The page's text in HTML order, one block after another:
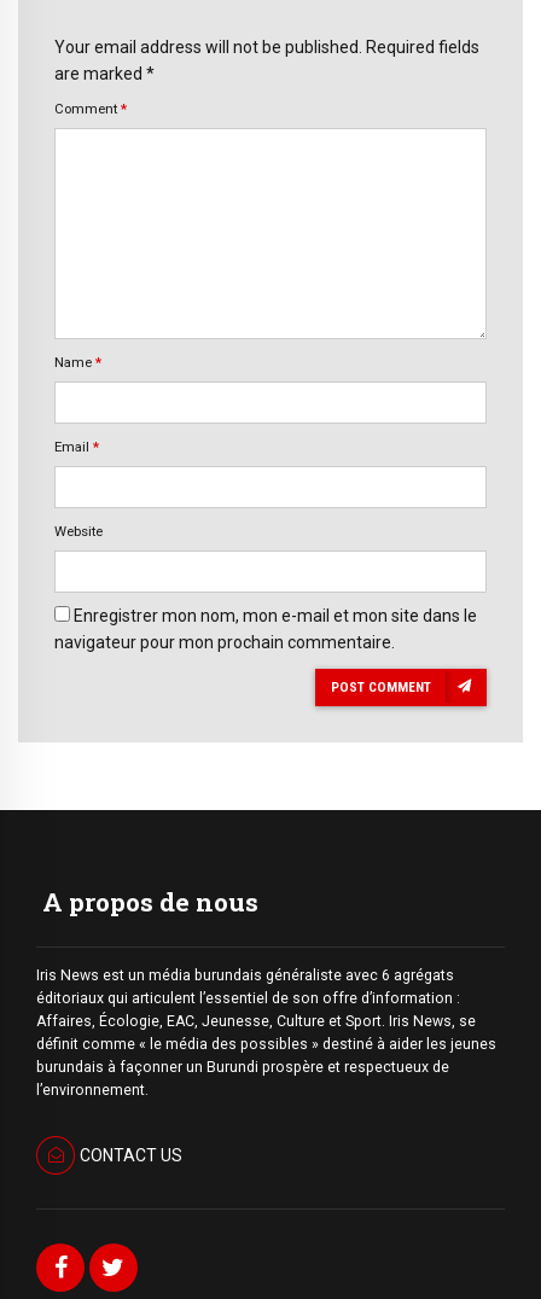
Your email address will not be published. Required fields
are marked *
Comment *
Name *
Email *
Website
Enregistrer mon nom, mon e-mail et mon site dans le
navigateur pour mon prochain commentaire.
POST COMMENT
A propos de nous
Iris News est un média burundais généraliste avec 6 agrégats
éditoriaux qui articulent l’essentiel de son offre d’information :
Affaires, Écologie, EAC, Jeunesse, Culture et Sport. Iris News, se
définit comme « le média des possibles » destiné à aider les jeunes
burundais à façonner un Burundi prospère et respectueux de
l’environnement.
CONTACT US